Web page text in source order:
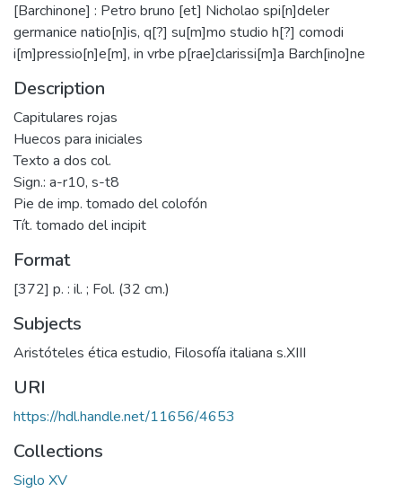
[Barchinone] : Petro bruno [et] Nicholao spi[n]deler
germanice natio[n]is, q[?] su[m]mo studio h[?] comodi
i[m]pressio[n]e[m], in vrbe p[rae]clarissi[m]a Barch[ino]ne
Description
Capitulares rojas
Huecos para iniciales
Texto a dos col.
Sign.: a-r10, s-t8
Pie de imp. tomado del colofón
Tít. tomado del incipit
Format
[372] p. : il. ; Fol. (32 cm.)
Subjects
Aristóteles ética estudio, Filosofía italiana s.XIII
URI
https://hdl.handle.net/11656/4653
Collections
Siglo XV